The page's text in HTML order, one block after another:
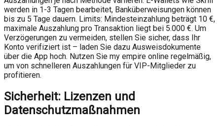
werden in 1-3 Tagen bearbeitet, Banküberweisungen können
bis zu 5 Tage dauern. Limits: Mindesteinzahlung beträgt 10 €,
maximale Auszahlung pro Transaktion liegt bei 5.000 €. Um
Verzögerungen zu vermeiden, stellen Sie sicher, dass Ihr
Konto verifiziert ist – laden Sie dazu Ausweisdokumente
über die App hoch. Nutzen Sie my empire online regelmäßig,
um von schnelleren Auszahlungen für VIP-Mitglieder zu
profitieren.
Sicherheit: Lizenzen und
Datenschutzmaßnahmen